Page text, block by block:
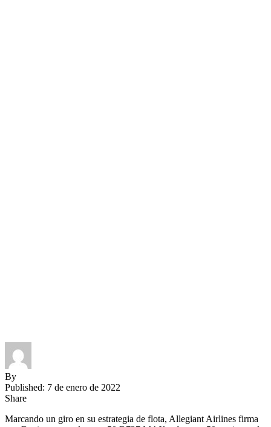
By
Published: 7 de enero de 2022
Share
Marcando un giro en su estrategia de flota, Allegiant Airlines firma